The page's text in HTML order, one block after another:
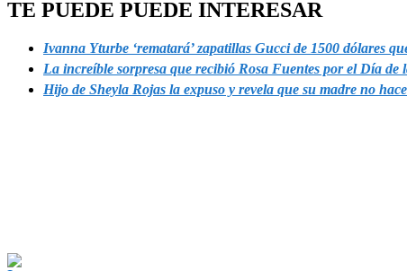
TE PUEDE PUEDE INTERESAR
Ivanna Yturbe ‘rematará’ zapatillas Gucci de 1500 dólares
La increíble sorpresa que recibió Rosa Fuentes por el Día de
Hijo de Sheyla Rojas la expuso y revela que su madre no